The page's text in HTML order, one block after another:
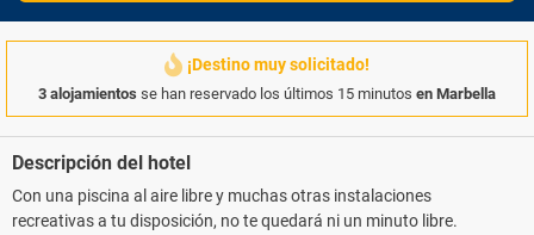
¡Destino muy solicitado!
3 alojamientos se han reservado los últimos 15 minutos en Marbella
Descripción del hotel
Con una piscina al aire libre y muchas otras instalaciones
recreativas a tu disposición, no te quedará ni un minuto libre.